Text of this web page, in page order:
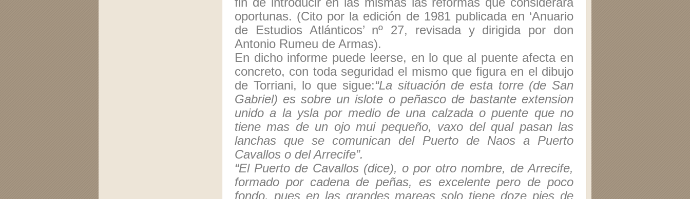
oportunas. (Cito por la edición de 1981 publicada en ‘Anuario
de Estudios Atlánticos’ nº 27, revisada y dirigida por don
Antonio Rumeu de Armas).
En dicho informe puede leerse, en lo que al puente afecta en
concreto, con toda seguridad el mismo que figura en el dibujo
de Torriani, lo que sigue:“La situación de esta torre (de San
Gabriel) es sobre un islote o peñasco de bastante extension
unido a la ysla por medio de una calzada o puente que no
tiene mas de un ojo mui pequeño, vaxo del qual pasan las
lanchas que se comunican del Puerto de Naos a Puerto
Cavallos o del Arrecife”.
“El Puerto de Cavallos (dice), o por otro nombre, de Arrecife,
formado por cadena de peñas, es excelente pero de poco
fondo, pues en las grandes mareas solo tiene doze pies de